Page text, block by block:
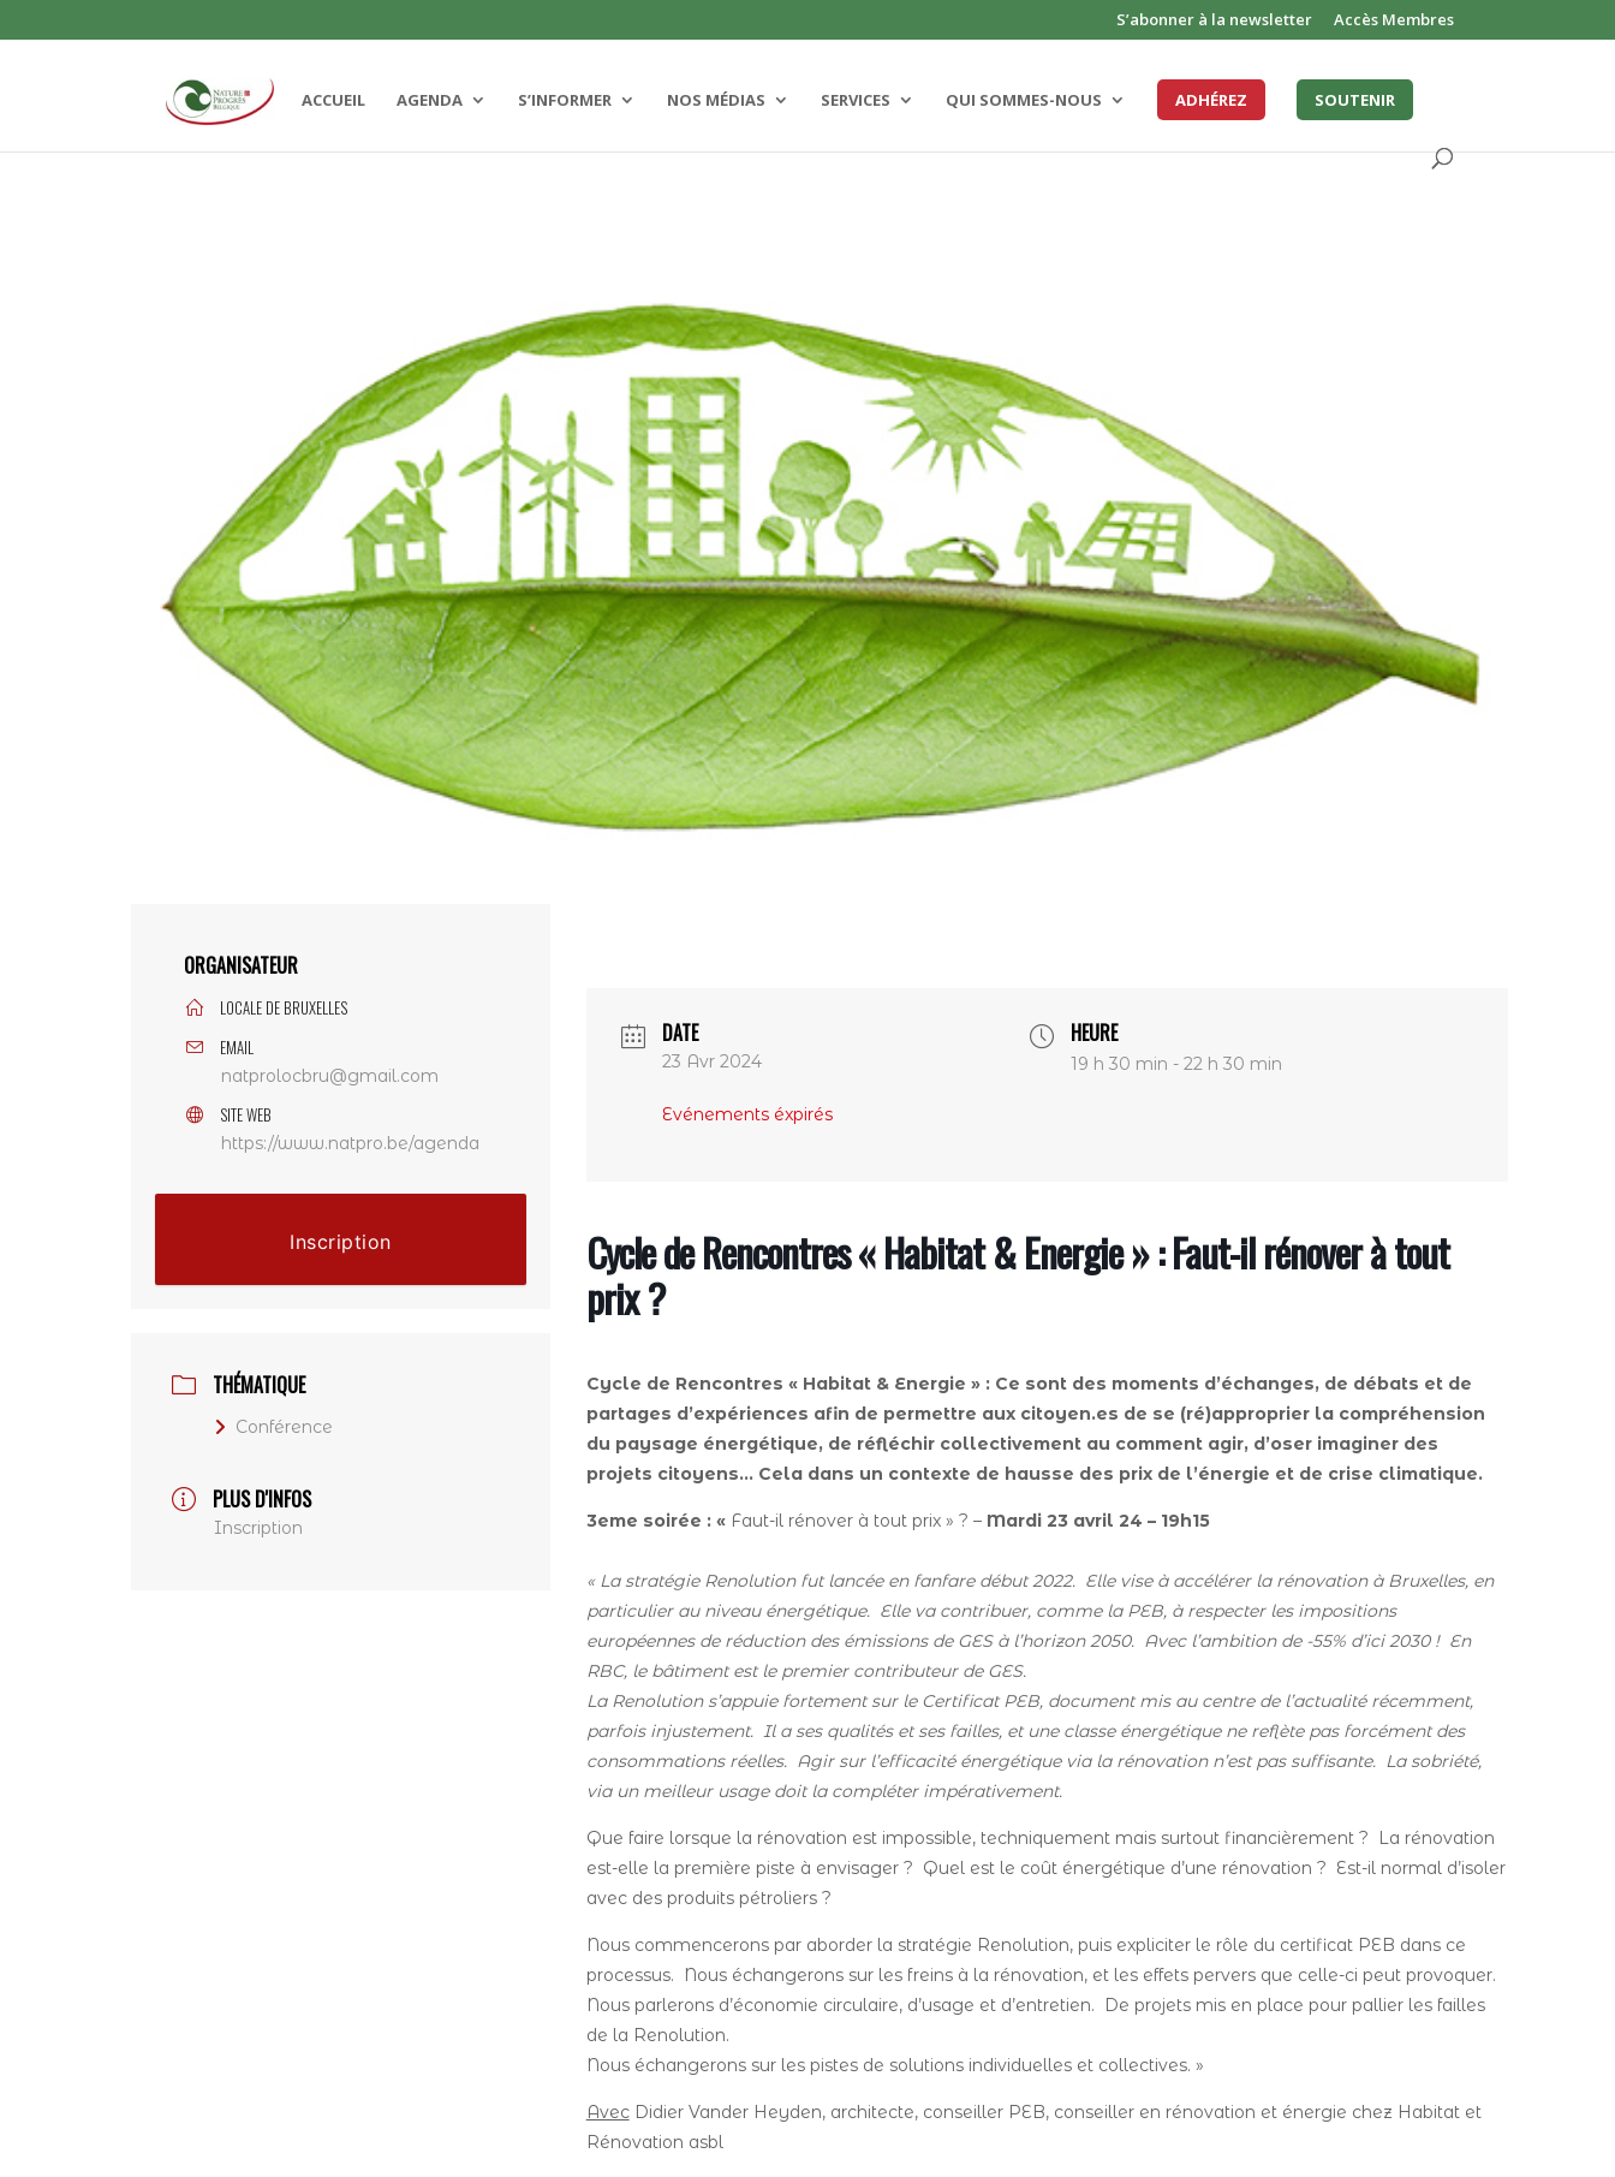
S’abonner à la newsletter Accès Membres
ACCUEIL AGENDA S’INFORMER NOS MÉDIAS SERVICES QUI SOMMES-NOUS ADHÉREZ SOUTENIR
ORGANISATEUR
LOCALE DE BRUXELLES
EMAIL
natprolocbru@gmail.com
SITE WEB
https://www.natpro.be/agenda
Inscription
THÉMATIQUE
Conférence
PLUS D'INFOS
Inscription
DATE
23 Avr 2024
Evénements éxpirés
HEURE
19 h 30 min - 22 h 30 min
Cycle de Rencontres « Habitat & Energie » : Faut-il rénover à tout
prix ?
Cycle de Rencontres « Habitat & Energie »: Ce sont des moments d’échanges, de débats et de
partages d’expériences afin de permettre aux citoyen.es de se (ré)approprier la compréhension
du paysage énergétique, de réfléchir collectivement au comment agir, d’oser imaginer des
projets citoyens… Cela dans un contexte de hausse des prix de l’énergie et de crise climatique.
3eme soirée : « Faut-il rénover à tout prix » ? – Mardi 23 avril 24 – 19h15
« La stratégie Renolution fut lancée en fanfare début 2022. Elle vise à accélérer la rénovation à Bruxelles, en
particulier au niveau énergétique. Elle va contribuer, comme la PEB, à respecter les impositions
européennes de réduction des émissions de GES à l’horizon 2050. Avec l’ambition de -55% d’ici 2030 ! En
RBC, le bâtiment est le premier contributeur de GES.
La Renolution s’appuie fortement sur le Certificat PEB, document mis au centre de l’actualité récemment,
parfois injustement. Il a ses qualités et ses failles, et une classe énergétique ne reflète pas forcément des
consommations réelles. Agir sur l’efficacité énergétique via la rénovation n’est pas suffisante. La sobriété,
via un meilleur usage doit la compléter impérativement.
Que faire lorsque la rénovation est impossible, techniquement mais surtout financièrement ? La rénovation
est-elle la première piste à envisager ? Quel est le coût énergétique d’une rénovation ? Est-il normal d’isoler
avec des produits pétroliers ?
Nous commencerons par aborder la stratégie Renolution, puis expliciter le rôle du certificat PEB dans ce
processus. Nous échangerons sur les freins à la rénovation, et les effets pervers que celle-ci peut provoquer.
Nous parlerons d’économie circulaire, d’usage et d’entretien. De projets mis en place pour pallier les failles
de la Renolution.
Nous échangerons sur les pistes de solutions individuelles et collectives. »
AvecDidier Vander Heyden, architecte, conseiller PEB, conseiller en rénovation et énergie chez Habitat et
Rénovation asbl